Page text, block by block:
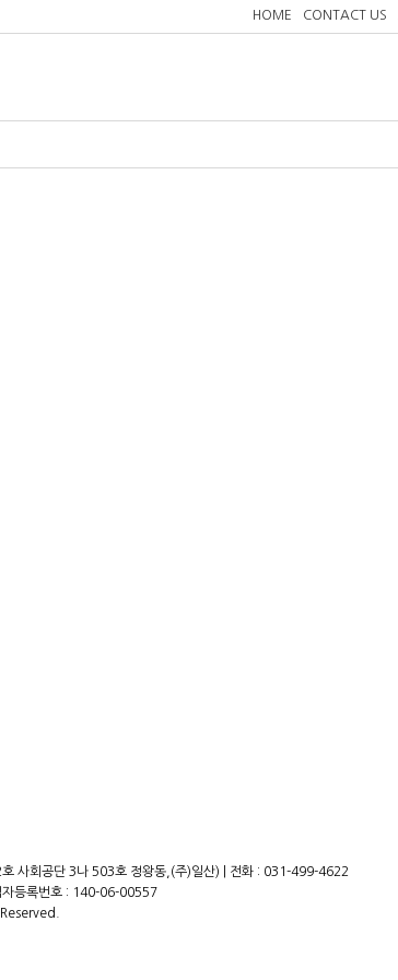
HOME CONTACT US
사회공단 3나 503호 정왕동,(주)일산) | 전화 : 031-499-4622
등록번호 : 140-06-00557